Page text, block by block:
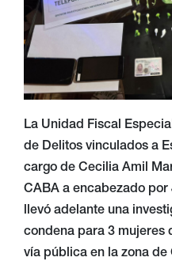
La Unidad Fiscal
de Delitos vinculados a
cargo de Cecilia Amil
CABA a encabezado
llevó adelante una
condena para 3 mujeres
vía pública en la zona de